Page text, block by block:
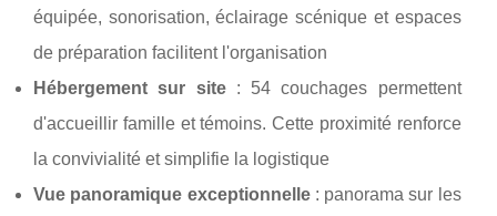
équipée, sonorisation, éclairage scénique et espaces
de préparation facilitent l'organisation
Hébergement sur site: 54 couchages permettent
d'accueillir famille et témoins. Cette proximité renforce
la convivialité et simplifie la logistique
Vue panoramique exceptionnelle: panorama sur les